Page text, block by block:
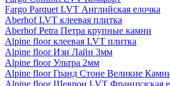
Fargo Parquet LVT Английская елочка
Aberhof LVT клеевая плитка
Aberhof Petra Петра крупные камни
Alpine floor клеевая LVT плитка
Alpine floor Изи Лайн 3мм
Alpine floor Ультра 2мм
Alpine floor Гранд Стоне Великие
Alpine floor Шеврон LVT Французская